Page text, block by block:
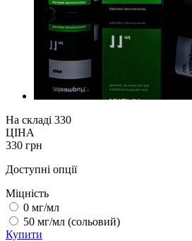
На складі 330
ЦІНА
330 грн
Доступні опції
Міцність
0 мг/мл
50 мг/мл (сольовий)
Купити